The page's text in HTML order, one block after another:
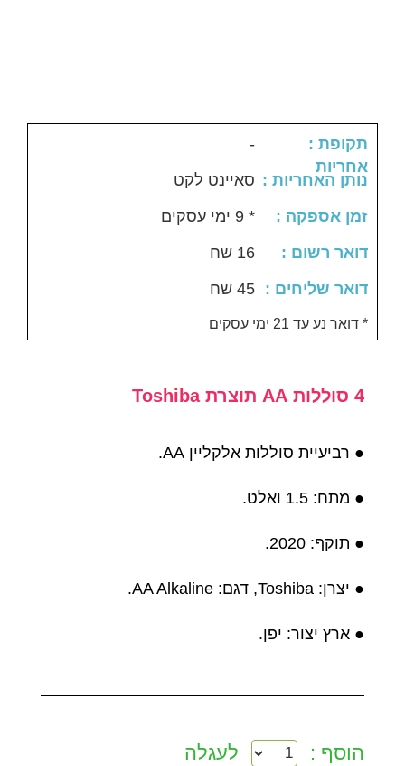
: תקופת
אחריות
-
: נותן האחריות
סאיינט לקט
: זמן אספקה
* 9 ימי עסקים
: דואר רשום
16 שח
: דואר שליחים
45 שח
דואר נע עד 21 ימי עסקים *
4 סוללות AA תוצרת Toshiba
● רביעיית סוללות אלקליין AA.
● מתח: 1.5 ואלט.
● תוקף: 2020.
● יצרן: Toshiba, דגם: AA Alkaline.
● ארץ יצור: יפן.
הוסף : לעגלה